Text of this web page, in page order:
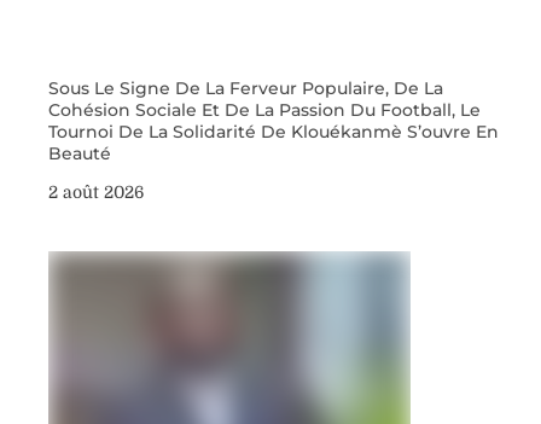
Sous Le Signe De La Ferveur Populaire, De La
Cohésion Sociale Et De La Passion Du Football, Le
Tournoi De La Solidarité De Klouékanmè S’ouvre En
Beauté
2 août 2026